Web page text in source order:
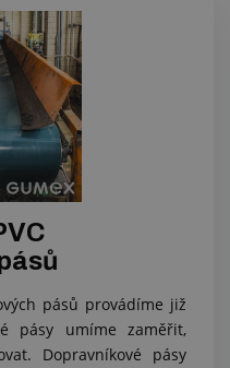
pásů provádíme již
pásy umíme zaměřit,
Dopravníkové pásy